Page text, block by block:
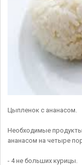
Цыпленок с ананасом.
Необходимые
ананасом на четыре
- 4 не больших курицы.